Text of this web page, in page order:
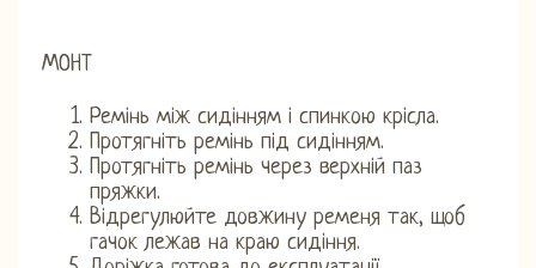
МОНТ
Ремінь між сидінням і спинкою крісла.
Протягніть ремінь під сидінням.
Протягніть ремінь через верхній паз
пряжки.
Відрегулюйте довжину ременя так, щоб
гачок лежав на краю сидіння.